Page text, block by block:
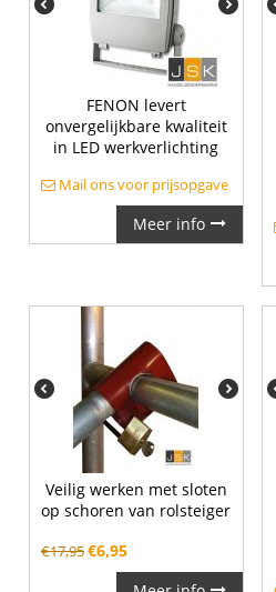
FENON levert
onvergelijkbare kwaliteit
in LED werkverlichting
Mail ons voor prijsopgave
Meer info
Veilig werken met sloten
op schoren van rolsteiger
€17,95€6,95